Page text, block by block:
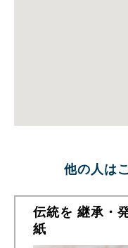
他の人は
伝統を 継承・
紙